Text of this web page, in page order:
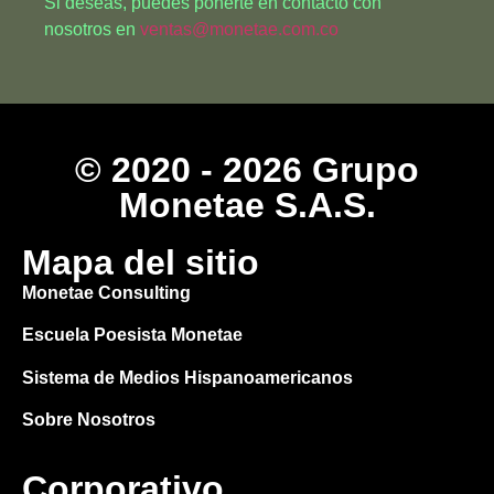
nosotros en ventas@monetae.com.co
© 2020 - 2026 Grupo
Monetae S.A.S.
Mapa del sitio
Monetae Consulting
Escuela Poesista Monetae
Sistema de Medios Hispanoamericanos
Sobre Nosotros